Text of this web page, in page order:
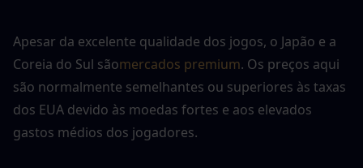
Apesar da excelente qualidade dos jogos, o Japão e a
Coreia do Sul sãomercados premium. Os preços aqui
são normalmente semelhantes ou superiores às taxas
dos EUA devido às moedas fortes e aos elevados
gastos médios dos jogadores.